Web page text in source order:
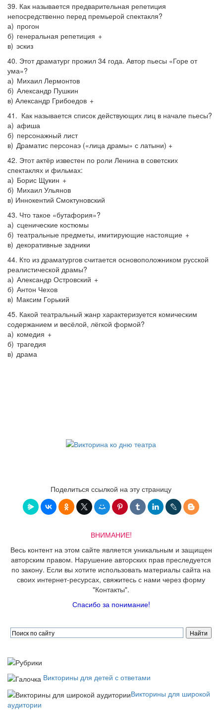
39. Как называется предварительная репетиция
непосредственно перед премьерой спектакля?
а) прогон
б) генеральная репетиция +
в) эскиз
40. Этот драматург прожил 34 года. Автор пьесы «Горе от
ума»?
а) Михаил Лермонтов
б) Александр Пушкин
в) Александр Грибоедов +
41. Как называется список действующих лиц в начале пьесы?
а) афиша
б) персонажный лист
в) Драматис персонаэ («лица драмы» с латыни) +
42. Этот актёр известен по роли Ленина в советских
спектаклях и фильмах:
а) Борис Щукин +
б) Михаил Ульянов
в) Иннокентий Смоктуновский
43. Что такое «бутафория»?
а) сценические костюмы
б) театральные предметы, имитирующие настоящие +
в) декоративные задники
44. Кто из драматургов считается основоположником русской
реалистической драмы?
а) Александр Островский +
б) Антон Чехов
в) Максим Горький
45. Какой театральный жанр характеризуется комическим
содержанием и весёлой, лёгкой формой?
а) комедия +
б) трагедия
в) драма
Поделиться ссылкой на эту страницу
ВНИМАНИЕ!
Весь контент на этом сайте является уникальным и защищен
авторским правом. Нарушение авторских прав преследуется
по закону. Если вы хотите использовать материалы сайта на
своих интернет-ресурсах, свяжитесь с нами через форму
"Контакты".
Спасибо за понимание!
Викторины для детей с ответами
Викторины для широкой
аудитории